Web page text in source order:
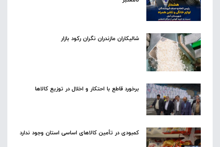
شالیکاران مازندران نگران رکود بازار
برخورد قاطع با احتکار و اخلال در توزیع کالاها
کمبودی در تأمین کالاهای اساسی استان وجود ندارد